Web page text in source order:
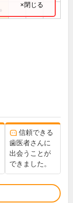
×閉じる
信頼できる
歯医者さんに
出会うことが
できました。